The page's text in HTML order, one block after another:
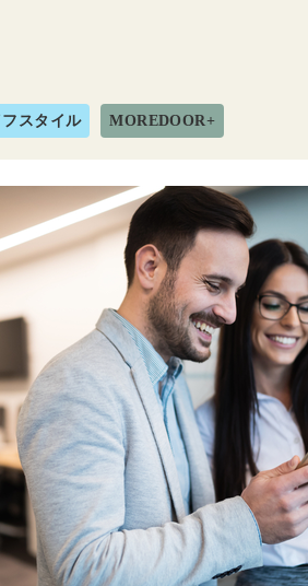
フスタイル MOREDOOR+